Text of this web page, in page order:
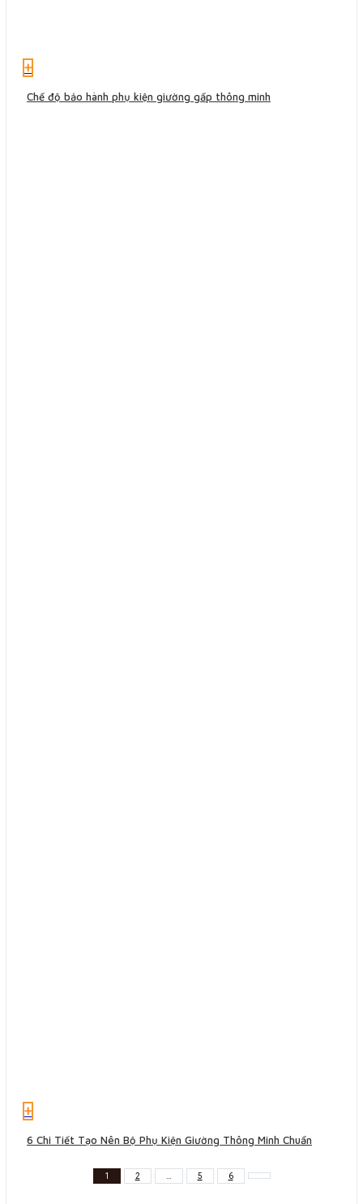
+
Chế độ bảo hành phụ kiện giường gấp thông minh
+
6 Chi Tiết Tạo Nên Bộ Phụ Kiện Giường Thông Minh Chuẩn
1 2 5 6